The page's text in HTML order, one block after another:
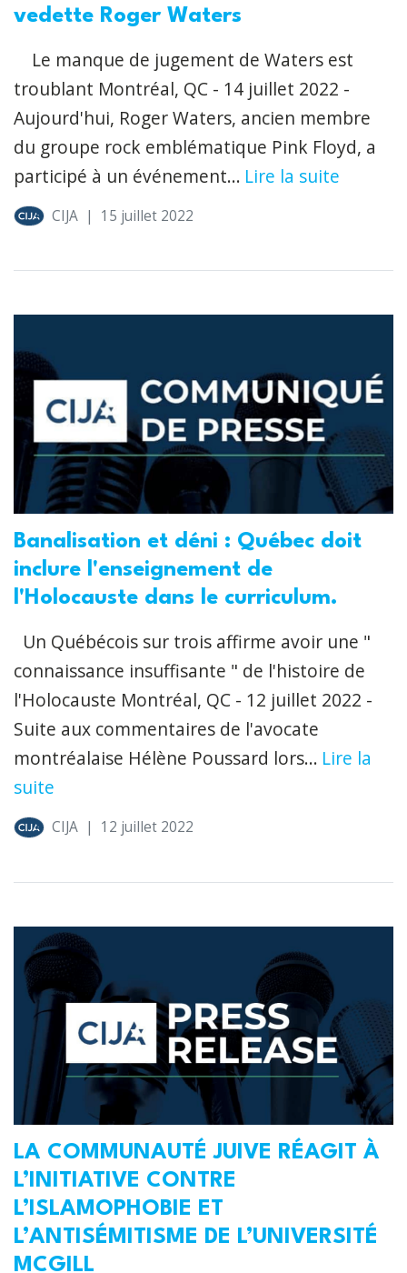
vedette Roger Waters
Le manque de jugement de Waters est
troublant Montréal, QC - 14 juillet 2022 -
Aujourd'hui, Roger Waters, ancien membre
du groupe rock emblématique Pink Floyd, a
participé à un événement... Lire la suite
CIJA | 15 juillet 2022
Banalisation et déni : Québec doit
inclure l'enseignement de
l'Holocauste dans le curriculum.
Un Québécois sur trois affirme avoir une "
connaissance insuffisante " de l'histoire de
l'Holocauste Montréal, QC - 12 juillet 2022 -
Suite aux commentaires de l'avocate
montréalaise Hélène Poussard lors... Lire la
suite
CIJA | 12 juillet 2022
LA COMMUNAUTÉ JUIVE RÉAGIT À
L’INITIATIVE CONTRE
L’ISLAMOPHOBIE ET
L’ANTISÉMITISME DE L’UNIVERSITÉ
MCGILL